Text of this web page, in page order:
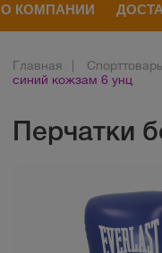
О КОМПАНИИ
Главная
синий кожзам 6 унц
Перчатки